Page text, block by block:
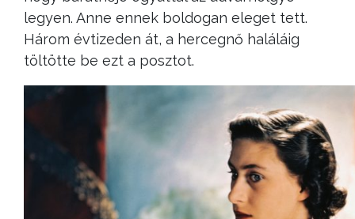
legyen. Anne ennek boldogan eleget tett.
Három évtizeden át, a hercegnő haláláig
töltötte be ezt a posztot.